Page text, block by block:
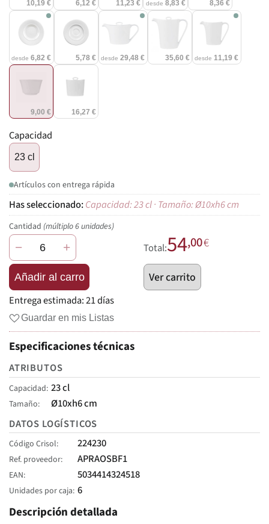
10,19 € 6,12 € 11,23 € desde 8,83 € 8,36 €
desde6,82 € 5,78 € desde29,48 € 35,60 € desde 11,19 €
9,00 € 16,27 €
Capacidad
23 cl
Artículos con entrega rápida
Capacidad: 23 cl · Tamaño: Ø10xh6 cm
Cantidad (múltiplo 6 unidades)
− +
Añadir al carro
Total:54,00€
Ver carrito
Entrega estimada:21 días
Guardar en mis Listas
Especificaciones técnicas
ATRIBUTOS
Capacidad 23 cl
Tamaño
Ø10xh6 cm
DATOS LOGÍSTICOS
Código Crisol 224230
Ref. proveedor APRAOSBF1
EAN 5034414324518
Unidades por caja 6
Descripción detallada